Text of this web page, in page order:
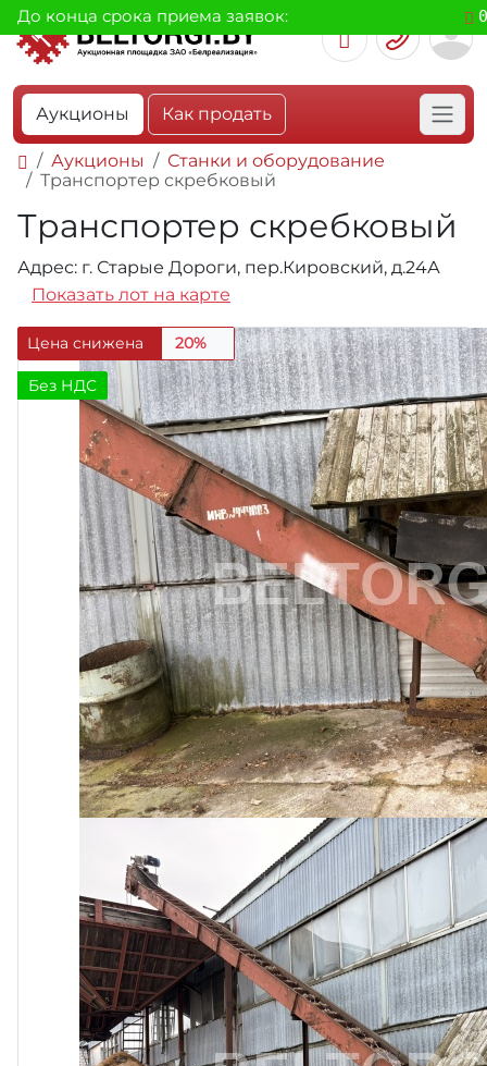
Аукционы Как продать
Аукционы
Станки и оборудование
Транспортер скребковый
Транспортер скребковый
Адрес: г. Старые Дороги, пер.Кировский, д.24А
Показать лот на карте
Цена снижена 20%
Без НДС
До конца срока приема заявок: